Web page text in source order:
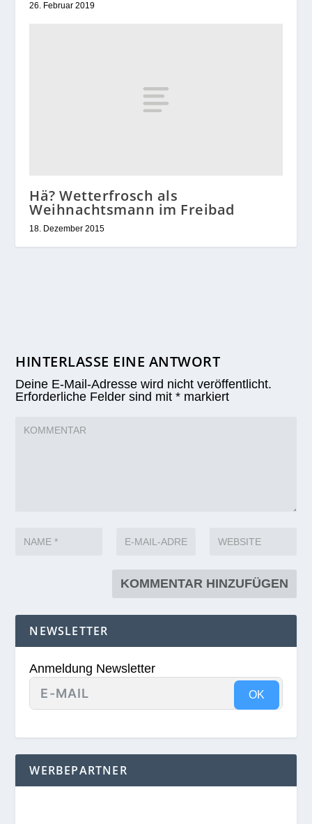
26. Februar 2019
Hä? Wetterfrosch als
Weihnachtsmann im Freibad
18. Dezember 2015
HINTERLASSE EINE ANTWORT
Deine E-Mail-Adresse wird nicht veröffentlicht.
Erforderliche Felder sind mit* markiert
NEWSLETTER
Anmeldung Newsletter
OK
WERBEPARTNER